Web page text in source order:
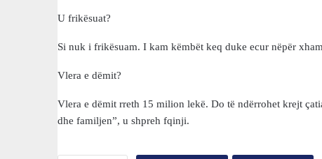
U frikësuat?
Si nuk i frikësuam. I kam këmbët keq duke ecur nëpër
Vlera e dëmit?
Vlera e dëmit rreth 15 milion lekë. Do të ndërrohet krejt
dhe familjen”, u shpreh fqinji.